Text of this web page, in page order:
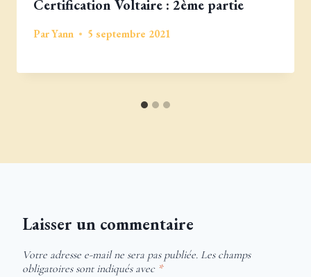
Certification Voltaire : 2ème partie
ParYann 5 septembre 2021
Laisser un commentaire
Votre adresse e-mail ne sera pas publiée. Les champs
obligatoires sont indiqués avec *